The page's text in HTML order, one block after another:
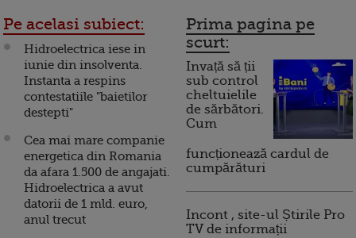
Pe acelasi subiect:
Hidroelectrica iese in
iunie din insolventa.
Instanta a respins
contestatiile "baietilor
destepti"
Cea mai mare companie
energetica din Romania
da afara 1.500 de angajati.
Hidroelectrica a avut
datorii de 1 mld. euro,
anul trecut
Prima pagina pe
scurt:
Invață să ții
sub control
cheltuielile
de sărbători.
Cum
funcționează cardul de
cumpărături
Incont , site-ul Știrile Pro
TV de informații